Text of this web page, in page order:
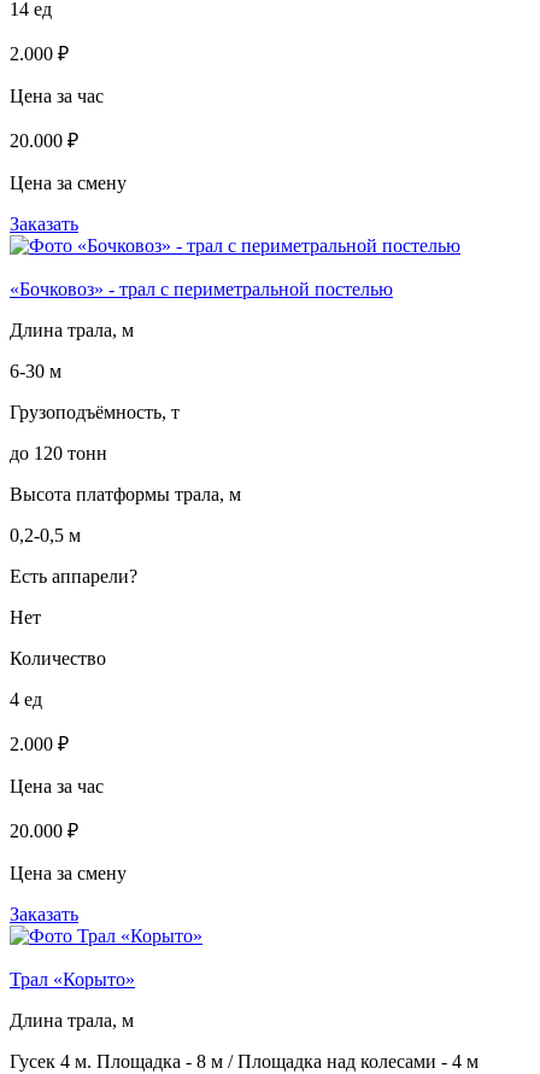
14 ед
2.000 ₽
Цена за час
20.000 ₽
Цена за смену
Заказать
«Бочковоз» - трал с периметральной постелью
Длина трала, м
6-30 м
Грузоподъёмность, т
до 120 тонн
Высота платформы трала, м
0,2-0,5 м
Есть аппарели?
Нет
Количество
4 ед
2.000 ₽
Цена за час
20.000 ₽
Цена за смену
Заказать
Трал «Корыто»
Длина трала, м
Гусек 4 м. Площадка - 8 м / Площадка над колесами - 4 м